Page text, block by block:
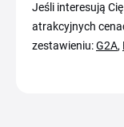
Jeśli interesują
atrakcyjnych
zestawieniu:G2A,